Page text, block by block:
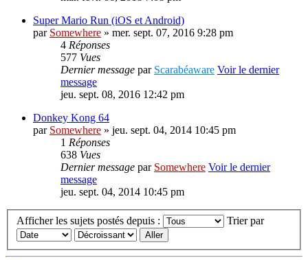
Super Mario Run (iOS et Android)
par Somewhere » mer. sept. 07, 2016 9:28 pm
4 Réponses
577 Vues
Dernier message par Scarabéaware Voir le dernier
message
jeu. sept. 08, 2016 12:42 pm
Donkey Kong 64
par Somewhere » jeu. sept. 04, 2014 10:45 pm
1 Réponses
638 Vues
Dernier message par Somewhere Voir le dernier
message
jeu. sept. 04, 2014 10:45 pm
Afficher les sujets postés depuis : Trier par